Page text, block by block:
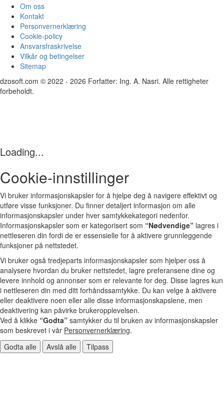
Om oss
Kontakt
Personvernerklæring
Cookie‑policy
Ansvarsfraskrivelse
Vilkår og betingelser
Sitemap
dzosoft.com © 2022 - 2026 Forfatter: Ing. A. Nasri. Alle rettigheter
forbeholdt.
Loading...
Cookie‑innstillinger
Vi bruker informasjonskapsler for å hjelpe deg å navigere effektivt og
utføre visse funksjoner. Du finner detaljert informasjon om alle
informasjonskapsler under hver samtykkekategori nedenfor.
Informasjonskapsler som er kategorisert som “Nødvendige” lagres i
nettleseren din fordi de er essensielle for å aktivere grunnleggende
funksjoner på nettstedet.
Vi bruker også tredjeparts informasjonskapsler som hjelper oss å
analysere hvordan du bruker nettstedet, lagre preferansene dine og
levere innhold og annonser som er relevante for deg. Disse lagres kun
i nettleseren din med ditt forhåndssamtykke. Du kan velge å aktivere
eller deaktivere noen eller alle disse informasjonskapslene, men
deaktivering kan påvirke brukeropplevelsen.
Ved å klikke “Godta” samtykker du til bruken av informasjonskapsler
som beskrevet i vår Personvernerklæring.
Godta alle
Avslå alle Tilpass